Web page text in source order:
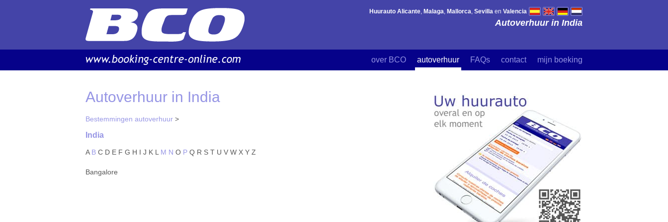
Autoverhuur in India
Bestemmingen autoverhuur >
India
A B C D E F G H I J K L M N O P Q R S T U V W X Y Z
Bangalore
Autoverhuur in India
Huurauto Alicante, Malaga, Mallorca, Sevilla en Valencia
over BCO autoverhuur FAQs contact mijn boeking